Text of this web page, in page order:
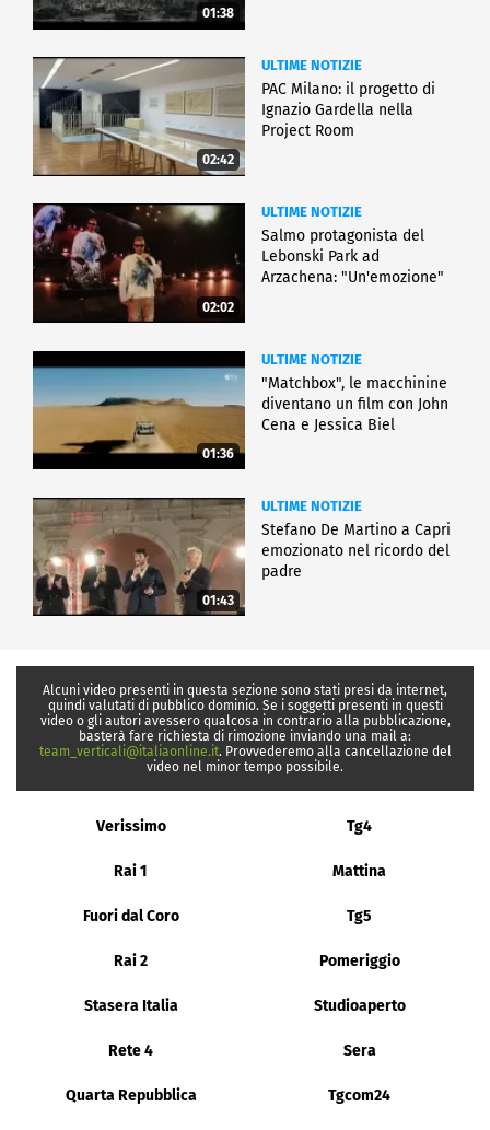
01:38
02:42
ULTIME NOTIZIE
PAC Milano: il progetto di
Ignazio Gardella nella
Project Room
02:02
ULTIME NOTIZIE
Salmo protagonista del
Lebonski Park ad
Arzachena: "Un'emozione"
01:36
ULTIME NOTIZIE
"Matchbox", le macchinine
diventano un film con John
Cena e Jessica Biel
01:43
ULTIME NOTIZIE
Stefano De Martino a Capri
emozionato nel ricordo del
padre
Alcuni video presenti in questa sezione sono stati presi da internet,
quindi valutati di pubblico dominio. Se i soggetti presenti in questi
video o gli autori avessero qualcosa in contrario alla pubblicazione,
basterà fare richiesta di rimozione inviando una mail a:
team_verticali@italiaonline.it. Provvederemo alla cancellazione del
video nel minor tempo possibile.
Verissimo Tg4
Rai 1 Mattina
Fuori dal Coro Tg5
Rai 2 Pomeriggio
Stasera Italia Studioaperto
Rete 4 Sera
Quarta Repubblica Tgcom24